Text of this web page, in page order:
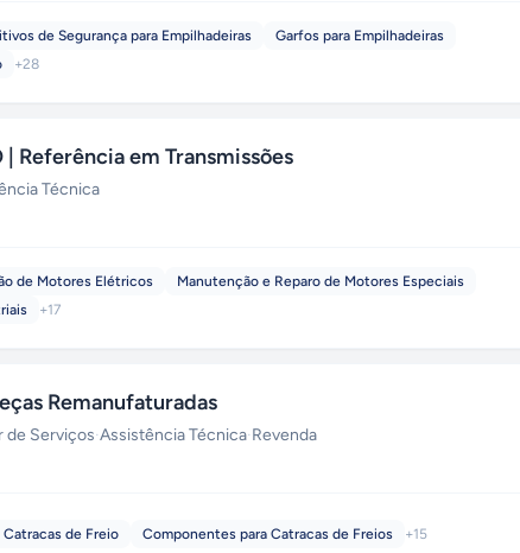
de Segurança para Empilhadeiras
Garfos para Empilhadeiras
+28
| Referência em Transmissões
Técnica
de Motores Elétricos
Manutenção e Reparo de Motores Especiais
+17
Remanufaturadas
de Serviços·Assistência Técnica·Revenda
Catracas de Freio Componentes para Catracas de Freios +15